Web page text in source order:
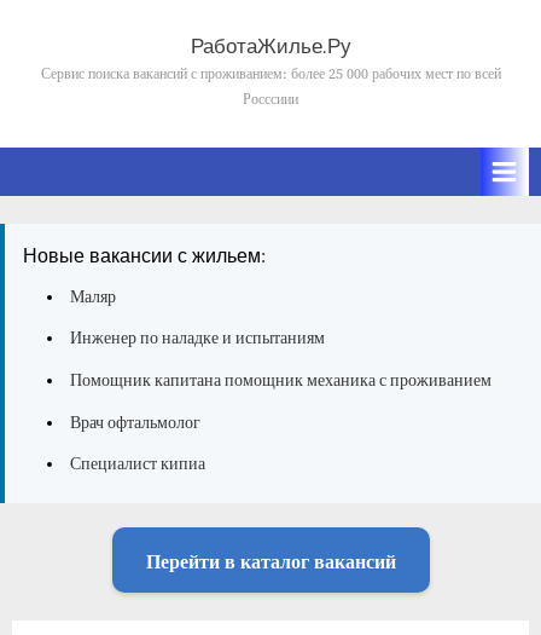
content
РаботаЖилье.Ру
Сервис поиска вакансий с проживанием: более 25 000 рабочих мест по всей
Росссиии
Новые вакансии с жильем:
Маляр
Инженер по наладке и испытаниям
Помощник капитана помощник механика с проживанием
Врач офтальмолог
Специалист кипиа
Перейти в каталог вакансий